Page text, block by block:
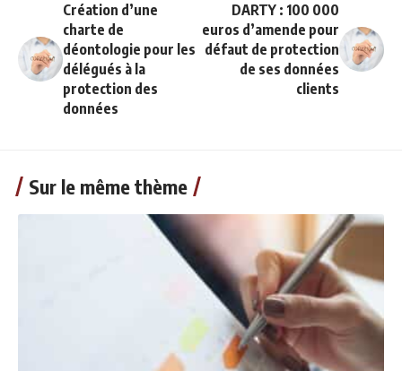
Création d’une
charte de
déontologie pour les
délégués à la
protection des
données
DARTY : 100 000
euros d’amende pour
défaut de protection
de ses données
clients
Sur le même thème